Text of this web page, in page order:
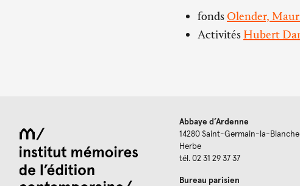
fonds Olender,
Activités Hubert
Abbaye d’Ardenne
14280 Saint-Germain-la-
Herbe
tél. 02 31 29 37 37
Bureau parisien